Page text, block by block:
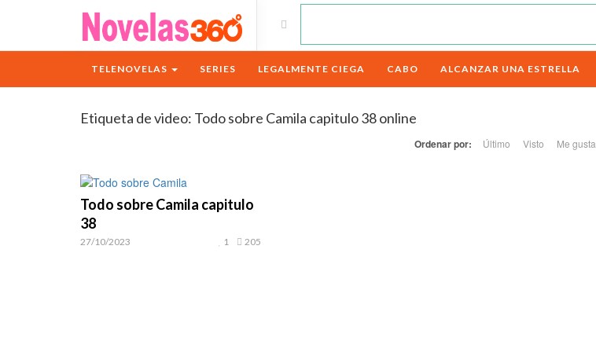
TELENOVELAS SERIES LEGALMENTE CIEGA CABO ALCANZAR UNA ESTRELLA
Etiqueta de video: Todo sobre Camila capitulo 38 online
Ordenar por: Último Visto Me gusta
Todo sobre Camila capitulo
38
27/10/2023 205
1